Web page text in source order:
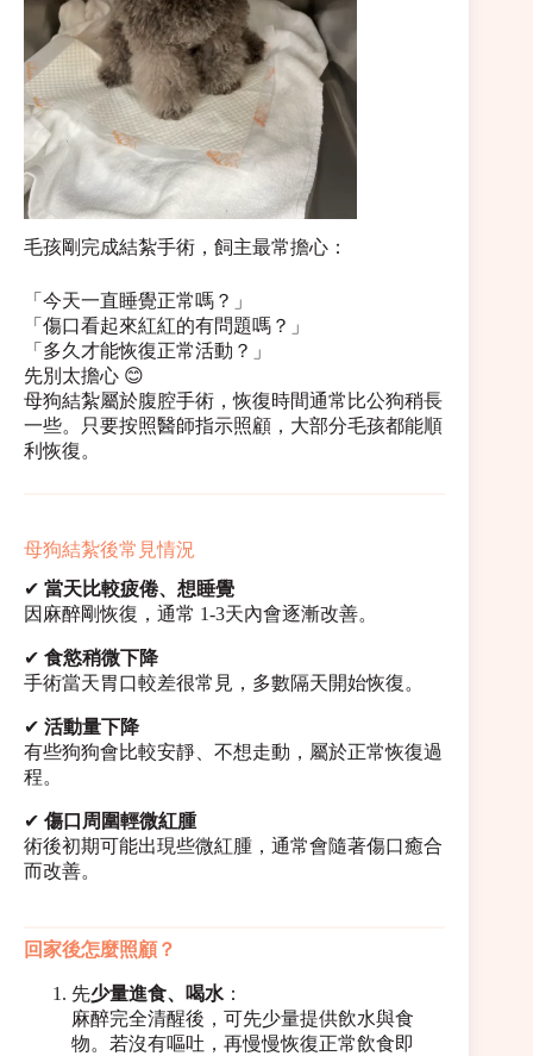
毛孩剛完成結紮手術，飼主最常擔心：
「今天一直睡覺正常嗎？」
「傷口看起來紅紅的有問題嗎？」
「多久才能恢復正常活動？」
先別太擔心 😊
母狗結紮屬於腹腔手術，恢復時間通常比公狗稍長
一些。只要按照醫師指示照顧，大部分毛孩都能順
利恢復。
母狗結紮後常見情況
✔ 當天比較疲倦、想睡覺
因麻醉剛恢復，通常 1-3天內會逐漸改善。
✔ 食慾稍微下降
手術當天胃口較差很常見，多數隔天開始恢復。
✔ 活動量下降
有些狗狗會比較安靜、不想走動，屬於正常恢復過
程。
✔ 傷口周圍輕微紅腫
術後初期可能出現些微紅腫，通常會隨著傷口癒合
而改善。
回家後怎麼照顧？
先少量進食、喝水 ：
麻醉完全清醒後，可先少量提供飲水與食
物。若沒有嘔吐，再慢慢恢復正常飲食即